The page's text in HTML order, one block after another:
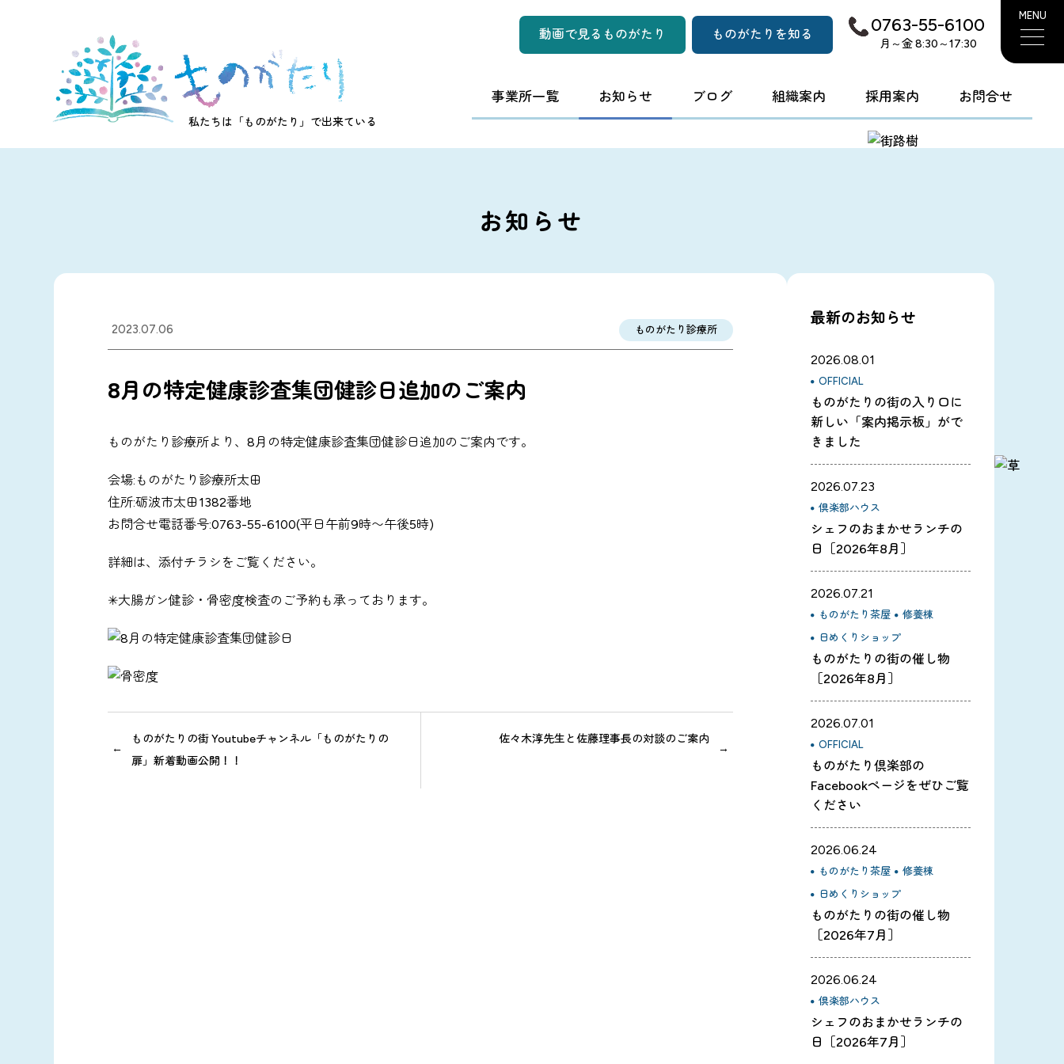
MENU
私たちは「ものがたり」で出来ている
動画で見るものがたり ものがたりを知る 0763-55-6100
月～金 8:30～17:30
事業所一覧 お知らせ ブログ 組織案内 採用案内 お問合せ
お知らせ
2023.07.06 ものがたり診療所
8月の特定健康診査集団健診日追加のご案内
ものがたり診療所より、8月の特定健康診査集団健診日追加のご案内です。
会場:ものがたり診療所太田
住所:砺波市太田1382番地
お問合せ電話番号:0763-55-6100(平日午前9時〜午後5時)
詳細は、添付チラシをご覧ください。
✳︎大腸ガン健診・骨密度検査のご予約も承っております。
ものがたりの街 Youtubeチャンネル「ものがたりの
扉」新着動画公開！！
佐々木淳先生と佐藤理事長の対談のご案内
最新のお知らせ
2026.08.01
OFFICIAL
ものがたりの街の入り口に
新しい「案内掲示板」がで
きました
2026.07.23
倶楽部ハウス
シェフのおまかせランチの
日［2026年8月］
2026.07.21
ものがたり茶屋
修養棟
日めくりショップ
ものがたりの街の催し物
［2026年8月］
2026.07.01
OFFICIAL
ものがたり倶楽部の
Facebookページをぜひご覧
ください
2026.06.24
ものがたり茶屋
修養棟
日めくりショップ
ものがたりの街の催し物
［2026年7月］
2026.06.24
倶楽部ハウス
シェフのおまかせランチの
日［2026年7月］